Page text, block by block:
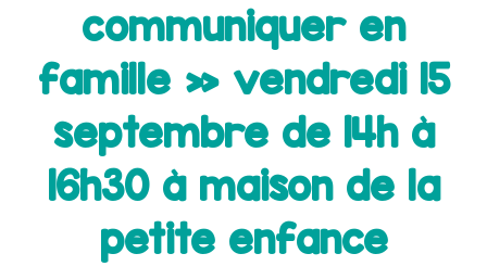
communiquer en
famille » vendredi 15
septembre de 14h à
16h30 à maison de la
petite enfance